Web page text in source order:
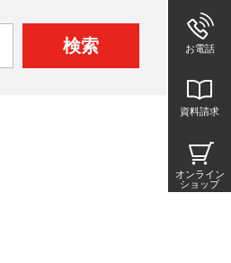
検索 お電話
資料請求
オンライン
ショップ